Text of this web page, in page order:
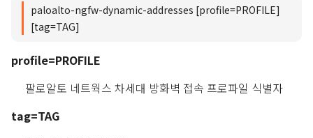
paloalto-ngfw-dynamic-addresses [profile=PROFILE]
[tag=TAG]
profile=PROFILE
팔로알토 네트웍스 차세대 방화벽 접속 프로파일 식별자
tag=TAG